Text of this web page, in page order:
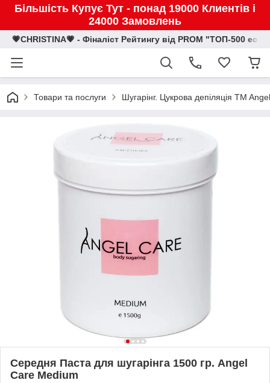
Більшість Купує Тут - понад 19000 Клиентів і
24000 Замовлень
💗CHRISTINA💗 - Фіналіст Рейтингу від PROM "ТОП-500
Товари та послуги Шугарінг. Цукрова депіляція TM
Середня Паста для шугарінга 1500 гр. Angel
Care Medium